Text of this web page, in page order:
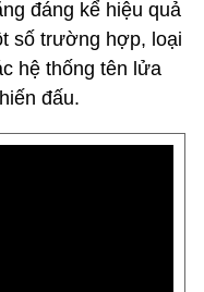
đáng kể hiệu quả
số trường hợp, loại
hệ thống tên lửa
đấu.